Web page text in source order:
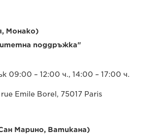
Монако)
поддръжка"
09:00 – 12:00 ч., 14:00 – 17:00 ч.
Emile Borel, 75017 Paris
Марино, Ватикана)